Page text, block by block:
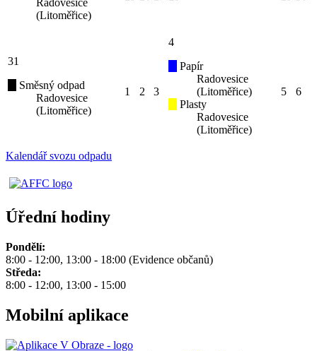
Radovesice
(Litoměřice)
31
Směsný odpad
Radovesice
(Litoměřice)
1 2 3
4
Papír
Radovesice
(Litoměřice)
Plasty
Radovesice
(Litoměřice)
5 6
Kalendář svozu odpadu
Úřední hodiny
Pondělí:
8:00 - 12:00, 13:00 - 18:00 (Evidence občanů)
Středa:
8:00 - 12:00, 13:00 - 15:00
Mobilní aplikace